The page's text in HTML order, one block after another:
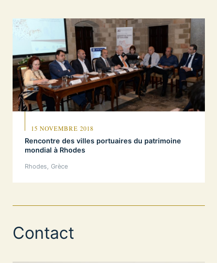
15 NOVEMBRE 2018
Rencontre des villes portuaires du patrimoine
mondial à Rhodes
Rhodes, Grèce
Contact